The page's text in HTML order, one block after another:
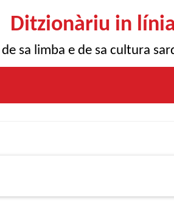
Ditzionàriu in línia
de sa limba e de sa cultura